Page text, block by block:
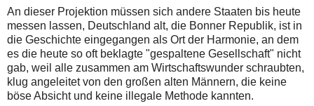
An dieser Projektion müssen sich andere Staaten bis heute
messen lassen, Deutschland alt, die Bonner Republik, ist in
die Geschichte eingegangen als Ort der Harmonie, an dem
es die heute so oft beklagte "gespaltene Gesellschaft" nicht
gab, weil alle zusammen am Wirtschaftswunder schraubten,
klug angeleitet von den großen alten Männern, die keine
böse Absicht und keine illegale Methode kannten.